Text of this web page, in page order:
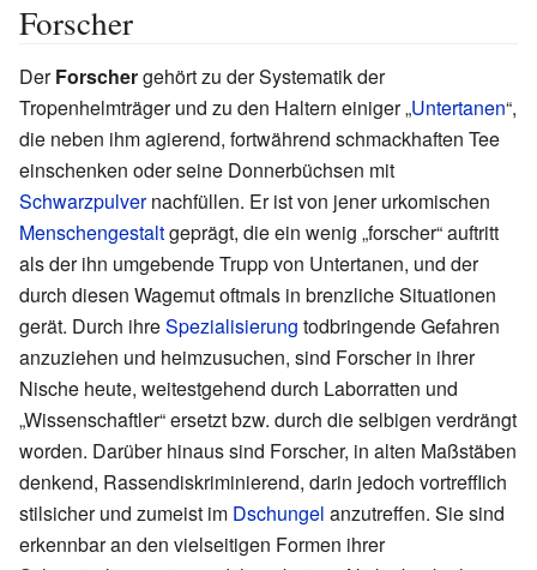
Forscher
DerForschergehört zu der Systematik der
Tropenhelmträger und zu den Haltern einiger „Untertanen“,
die neben ihm agierend, fortwährend schmackhaften Tee
einschenken oder seine Donnerbüchsen mit
Schwarzpulvernachfüllen. Er ist von jener urkomischen
Menschengestaltgeprägt, die ein wenig „forscher“ auftritt
als der ihn umgebende Trupp von Untertanen, und der
durch diesen Wagemut oftmals in brenzliche Situationen
gerät. Durch ihreSpezialisierung todbringende Gefahren
anzuziehen und heimzusuchen, sind Forscher in ihrer
Nische heute, weitestgehend durch Laborratten und
„Wissenschaftler“ ersetzt bzw. durch die selbigen verdrängt
worden. Darüber hinaus sind Forscher, in alten Maßstäben
denkend, Rassendiskriminierend, darin jedoch vortrefflich
stilsicher und zumeist im Dschungel anzutreffen. Sie sind
erkennbar an den vielseitigen Formen ihrer